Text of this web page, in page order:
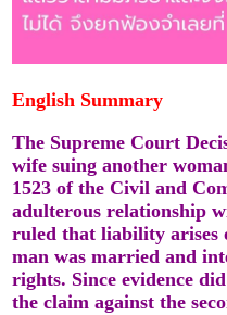
English Summary
The Supreme Court
wife suing another
1523 of the Civil and
adulterous relationship
ruled that liability arises
man was married and
rights. Since evidence
the claim against the